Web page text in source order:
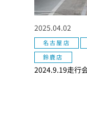
2024.9.19走行
2025.04.02
名古屋店
鈴鹿店